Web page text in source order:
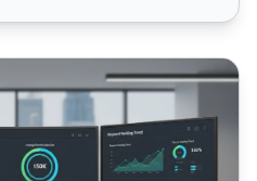
clés et le SEO restent